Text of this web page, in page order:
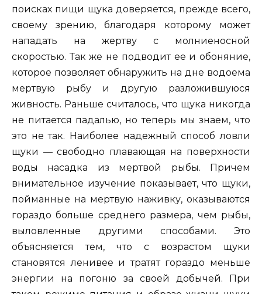
поисках пищи щука доверяется, прежде всего,
своему зрению, благодаря которому может
нападать на жертву с молниеносной
скоростью. Так же не подводит ее и обоняние,
которое позволяет обнаружить на дне водоема
мертвую рыбу и другую разложившуюся
живность. Раньше считалось, что щука никогда
не питается падалью, но теперь мы знаем, что
это не так. Наиболее надежный способ ловли
щуки — свободно плавающая на поверхности
воды насадка из мертвой рыбы. Причем
внимательное изучение показывает, что щуки,
пойманные на мертвую наживку, оказываются
гораздо больше среднего размера, чем рыбы,
выловленные другими способами. Это
объясняется тем, что с возрастом щуки
становятся ленивее и тратят гораздо меньше
энергии на погоню за своей добычей. При